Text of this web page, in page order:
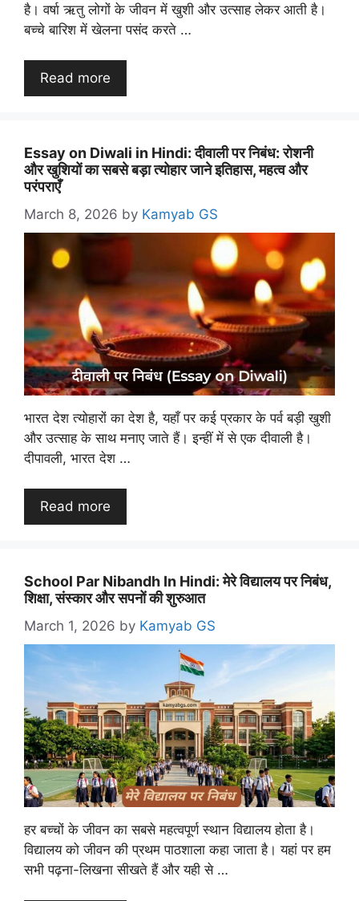
है। वर्षा ऋतु लोगों के जीवन में खुशी और उत्साह लेकर आती है।
बच्चे बारिश में खेलना पसंद करते …
Read more
Essay on Diwali in Hindi: दीवाली पर निबंध: रोशनी
और खुशियों का सबसे बड़ा त्योहार जाने इतिहास, महत्व और
परंपराएँ
March 8, 2026 by Kamyab GS
भारत देश त्योहारों का देश है, यहाँ पर कई प्रकार के पर्व बड़ी खुशी
और उत्साह के साथ मनाए जाते हैं। इन्हीं में से एक दीवाली है।
दीपावली, भारत देश …
Read more
School Par Nibandh In Hindi: मेरे विद्यालय पर निबंध,
शिक्षा, संस्कार और सपनों की शुरुआत
March 1, 2026 by Kamyab GS
हर बच्चों के जीवन का सबसे महत्वपूर्ण स्थान विद्यालय होता है।
विद्यालय को जीवन की प्रथम पाठशाला कहा जाता है। यहां पर हम
सभी पढ़ना-लिखना सीखते हैं और यही से …